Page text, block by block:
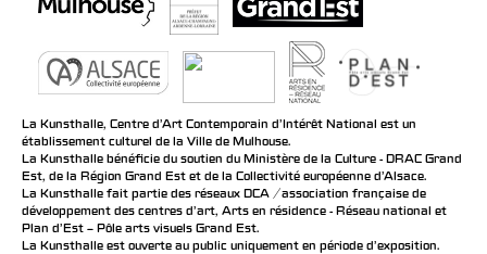
La Kunsthalle, Centre d’Art Contemporain d’Intérêt National est un
établissement culturel de la Ville de Mulhouse.
La Kunsthalle bénéficie du soutien du Ministère de la Culture - DRAC Grand
Est, de la Région Grand Est et de la Collectivité européenne d’Alsace.
La Kunsthalle fait partie des réseaux DCA / association française de
développement des centres d'art, Arts en résidence - Réseau national et
Plan d’Est – Pôle arts visuels Grand Est.
La Kunsthalle est ouverte au public uniquement en période d'exposition.